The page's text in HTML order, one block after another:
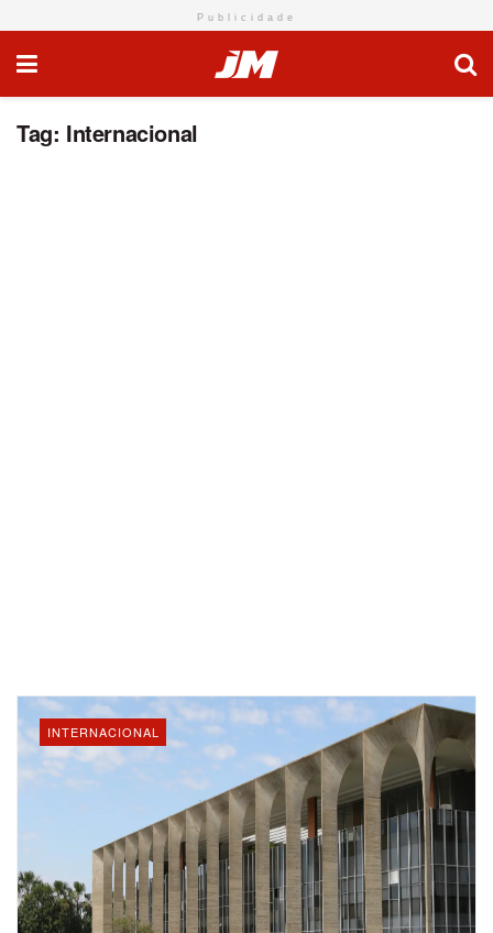
Publicidade
Tag: Internacional
INTERNACIONAL